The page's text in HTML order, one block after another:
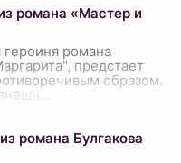
романа «Мастер и
героиня романа
предстает
образом.
романа Булгакова